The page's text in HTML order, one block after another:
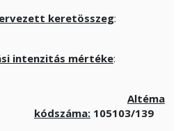
keretösszeg:
intenzitás mértéke:
Altéma
kódszáma: 105103/139